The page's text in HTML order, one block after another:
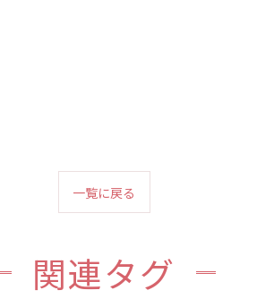
一覧に戻る
関連タグ